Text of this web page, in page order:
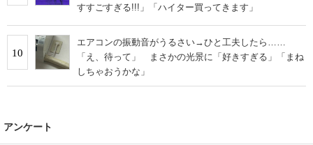
すすごすぎる!!!」「ハイター買ってきます」
10
エアコンの振動音がうるさい→ひと工夫したら……
「え、待って」 まさかの光景に「好きすぎる」「まね
しちゃおうかな」
アンケート